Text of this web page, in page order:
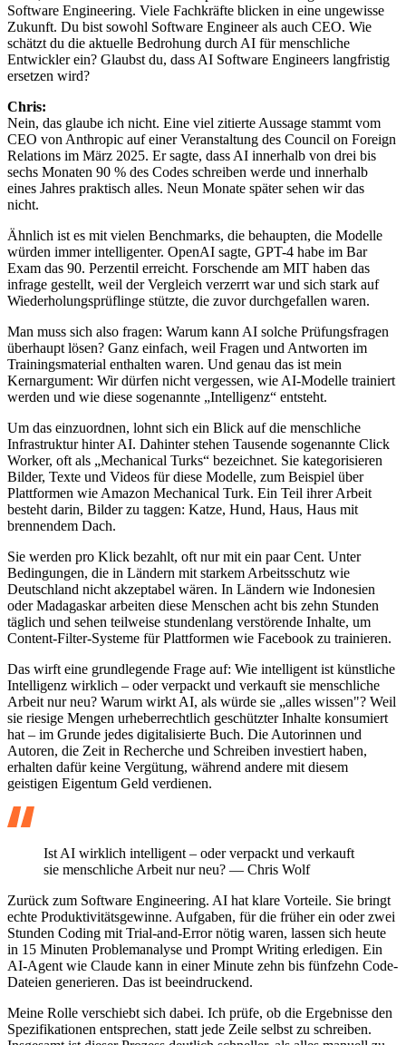
Software Engineering. Viele Fachkräfte blicken in eine ungewisse
Zukunft. Du bist sowohl Software Engineer als auch CEO. Wie
schätzt du die aktuelle Bedrohung durch AI für menschliche
Entwickler ein? Glaubst du, dass AI Software Engineers langfristig
ersetzen wird?
Chris:
Nein, das glaube ich nicht. Eine viel zitierte Aussage stammt vom
CEO von Anthropic auf einer Veranstaltung des Council on Foreign
Relations im März 2025. Er sagte, dass AI innerhalb von drei bis
sechs Monaten 90 % des Codes schreiben werde und innerhalb
eines Jahres praktisch alles. Neun Monate später sehen wir das
nicht.
Ähnlich ist es mit vielen Benchmarks, die behaupten, die Modelle
würden immer intelligenter. OpenAI sagte, GPT-4 habe im Bar
Exam das 90. Perzentil erreicht. Forschende am MIT haben das
infrage gestellt, weil der Vergleich verzerrt war und sich stark auf
Wiederholungsprüflinge stützte, die zuvor durchgefallen waren.
Man muss sich also fragen: Warum kann AI solche Prüfungsfragen
überhaupt lösen? Ganz einfach, weil Fragen und Antworten im
Trainingsmaterial enthalten waren. Und genau das ist mein
Kernargument: Wir dürfen nicht vergessen, wie AI-Modelle trainiert
werden und wie diese sogenannte „Intelligenz“ entsteht.
Um das einzuordnen, lohnt sich ein Blick auf die menschliche
Infrastruktur hinter AI. Dahinter stehen Tausende sogenannte Click
Worker, oft als „Mechanical Turks“ bezeichnet. Sie kategorisieren
Bilder, Texte und Videos für diese Modelle, zum Beispiel über
Plattformen wie Amazon Mechanical Turk. Ein Teil ihrer Arbeit
besteht darin, Bilder zu taggen: Katze, Hund, Haus, Haus mit
brennendem Dach.
Sie werden pro Klick bezahlt, oft nur mit ein paar Cent. Unter
Bedingungen, die in Ländern mit starkem Arbeitsschutz wie
Deutschland nicht akzeptabel wären. In Ländern wie Indonesien
oder Madagaskar arbeiten diese Menschen acht bis zehn Stunden
täglich und sehen teilweise stundenlang verstörende Inhalte, um
Content-Filter-Systeme für Plattformen wie Facebook zu trainieren.
Das wirft eine grundlegende Frage auf: Wie intelligent ist künstliche
Intelligenz wirklich – oder verpackt und verkauft sie menschliche
Arbeit nur neu? Warum wirkt AI, als würde sie „alles wissen"? Weil
sie riesige Mengen urheberrechtlich geschützter Inhalte konsumiert
hat – im Grunde jedes digitalisierte Buch. Die Autorinnen und
Autoren, die Zeit in Recherche und Schreiben investiert haben,
erhalten dafür keine Vergütung, während andere mit diesem
geistigen Eigentum Geld verdienen.
Ist AI wirklich intelligent – oder verpackt und verkauft
sie menschliche Arbeit nur neu? — Chris Wolf
Zurück zum Software Engineering. AI hat klare Vorteile. Sie bringt
echte Produktivitätsgewinne. Aufgaben, für die früher ein oder zwei
Stunden Coding mit Trial-and-Error nötig waren, lassen sich heute
in 15 Minuten Problemanalyse und Prompt Writing erledigen. Ein
AI-Agent wie Claude kann in einer Minute zehn bis fünfzehn Code-
Dateien generieren. Das ist beeindruckend.
Meine Rolle verschiebt sich dabei. Ich prüfe, ob die Ergebnisse den
Spezifikationen entsprechen, statt jede Zeile selbst zu schreiben.